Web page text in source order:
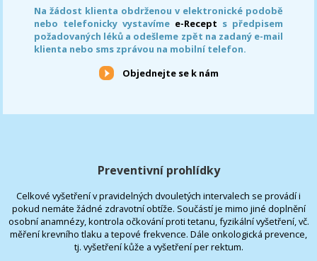
Na žádost klienta obdrženou v elektronické podobě
nebo telefonicky vystavíme e-Recept s předpisem
požadovaných léků a odešleme zpět na zadaný e-mail
klienta nebo sms zprávou na mobilní telefon.
Objednejte se k nám
Preventivní prohlídky
Celkové vyšetření v pravidelných dvouletých intervalech se provádí i
pokud nemáte žádné zdravotní obtíže. Součástí je mimo jiné doplnění
osobní anamnézy, kontrola očkování proti tetanu, fyzikální vyšetření, vč.
měření krevního tlaku a tepové frekvence. Dále onkologická prevence,
tj. vyšetření kůže a vyšetření per rektum.